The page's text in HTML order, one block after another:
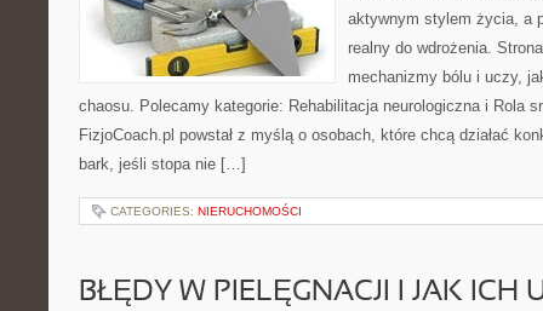
aktywnym stylem życia, a
realny do wdrożenia.
mechanizmy bólu i uczy,
chaosu. Polecamy kategorie: Rehabilitacja neurologiczna i Rola
FizjoCoach.pl powstał z myślą o osobach, które chcą działać
bark, jeśli stopa nie […]
CATEGORIES: NIERUCHOMOŚCI
BŁĘDY W PIELĘGNACJI I JAK ICH